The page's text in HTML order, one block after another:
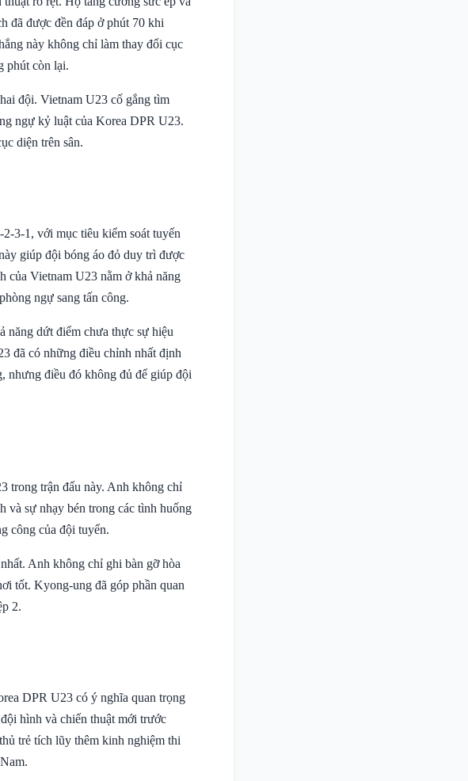
đã được đền đáp ở phút 70 khi
này không chỉ làm thay đổi cục
phút còn lại.
đội. Vietnam U23 cố gắng tìm
ngự kỷ luật của Korea DPR U23.
diện trên sân.
3-1, với mục tiêu kiểm soát tuyến
giúp đội bóng áo đỏ duy trì được
của Vietnam U23 nằm ở khả năng
ngự sang tấn công.
năng dứt điểm chưa thực sự hiệu
đã có những điều chỉnh nhất định
nhưng điều đó không đủ để giúp đội
trong trận đấu này. Anh không chỉ
và sự nhạy bén trong các tình huống
công của đội tuyển.
Anh không chỉ ghi bàn gỡ hòa
tốt. Kyong-ung đã góp phần quan
2.
DPR U23 có ý nghĩa quan trọng
hình và chiến thuật mới trước
trẻ tích lũy thêm kinh nghiệm thi